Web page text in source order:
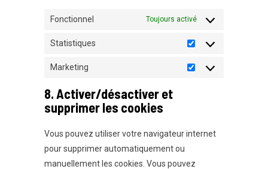
Fonctionnel Toujours activé
Statistiques
Statistiques
Marketing
Marketing
8. Activer/désactiver et
supprimer les cookies
Vous pouvez utiliser votre navigateur internet
pour supprimer automatiquement ou
manuellement les cookies. Vous pouvez